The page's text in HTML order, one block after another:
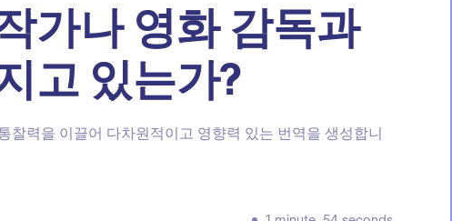
가나 영화 감독과
고 있는가?
찰력을 이끌어 다차원적이고 영향력 있는 번역을 생성합니